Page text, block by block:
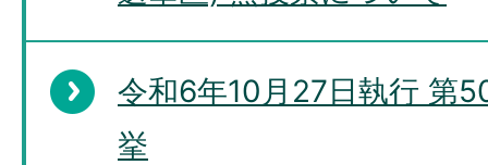
令和6年10月27日執行 第
挙